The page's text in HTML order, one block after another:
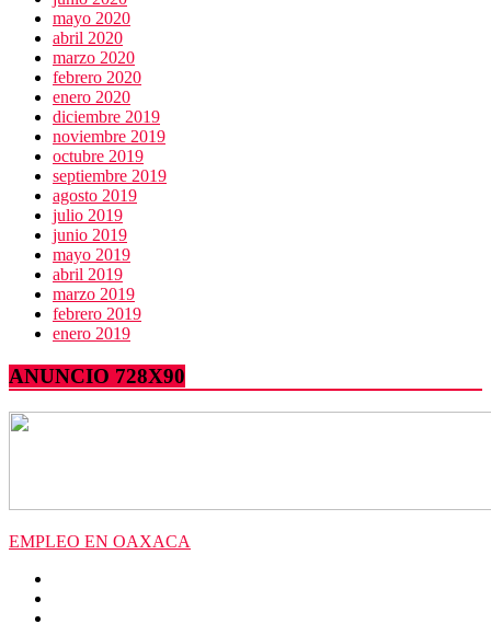
mayo 2020
abril 2020
marzo 2020
febrero 2020
enero 2020
diciembre 2019
noviembre 2019
octubre 2019
septiembre 2019
agosto 2019
julio 2019
junio 2019
mayo 2019
abril 2019
marzo 2019
febrero 2019
enero 2019
ANUNCIO 728X90
EMPLEO EN OAXACA